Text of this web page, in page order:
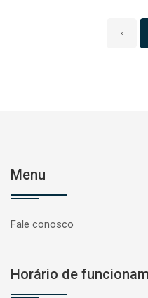
‹
Menu
Fale conosco
Horário de